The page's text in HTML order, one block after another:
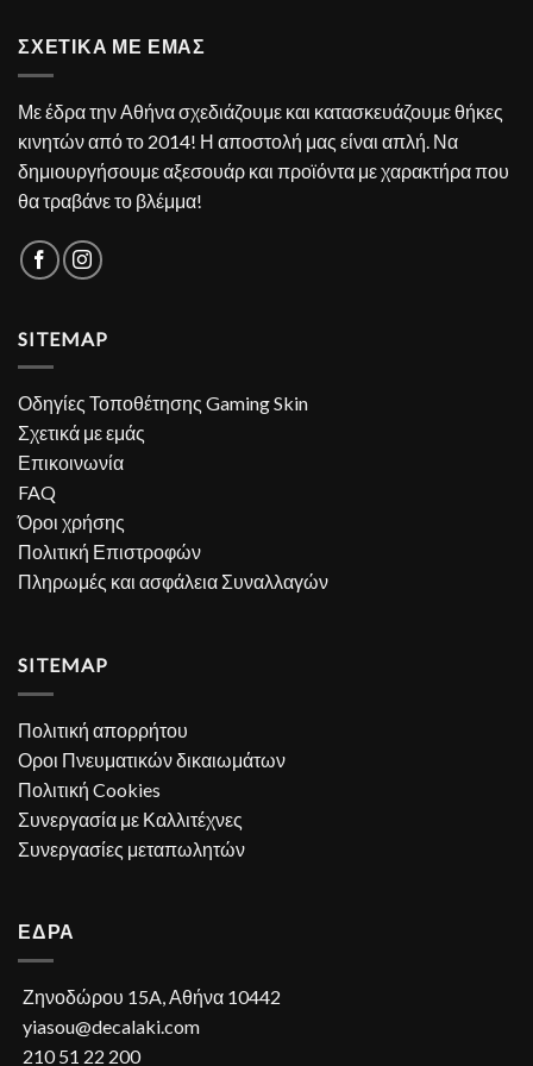
ΣΧΕΤΙΚΑ ΜΕ ΕΜΑΣ
Με έδρα την Αθήνα σχεδιάζουμε και κατασκευάζουμε θήκες
κινητών από το 2014! Η αποστολή μας είναι απλή. Να
δημιουργήσουμε αξεσουάρ και προϊόντα με χαρακτήρα που
θα τραβάνε το βλέμμα!
SITEMAP
Οδηγίες Τοποθέτησης Gaming Skin
Σχετικά με εμάς
Επικοινωνία
FAQ
Όροι χρήσης
Πολιτική Επιστροφών
Πληρωμές και ασφάλεια Συναλλαγών
SITEMAP
Πολιτική απορρήτου
Οροι Πνευματικών δικαιωμάτων
Πολιτική Cookies
Συνεργασία με Καλλιτέχνες
Συνεργασίες μεταπωλητών
ΕΔΡΑ
Ζηνοδώρου 15A, Αθήνα 10442
yiasou@decalaki.com
210 51 22 200